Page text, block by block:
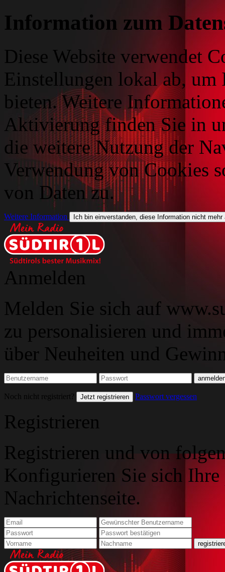
Information zum
Diese Website verwendet
Einstellungen lokal ab, um
bieten. Weitere
Aktivierung finden Sie in
die weitere Nutzung der
Verwendung von Cookies
von Daten zu.
Weitere Information Ich bin einverstanden, diese Information nicht mehr
Anmelden
Melden Sie sich auf
zu personalisieren und
über Neuheiten und
Noch nicht registriert? Jetzt registrieren Passwort vergessen
Registrieren
Registrieren und von
Konfigurieren Sie sich
Nachrichtenseite.